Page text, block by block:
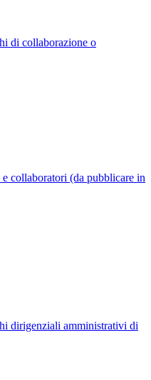
di collaborazione o
collaboratori (da pubblicare in
dirigenziali amministrativi di